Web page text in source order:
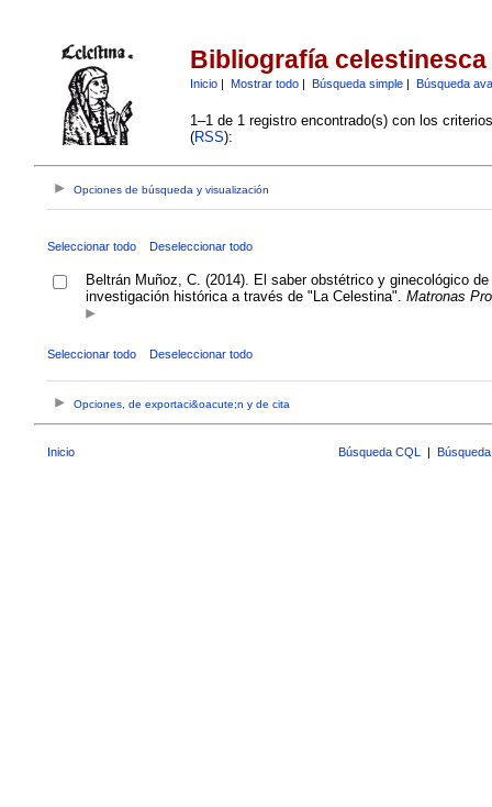
Bibliografía celestinesca
Inicio| Mostrar todo| Búsqueda simple| Búsqueda
1–1 de 1 registro encontrado(s) con los
(RSS):
Opciones de búsqueda y visualización
Seleccionar todo Deseleccionar todo
Beltrán Muñoz, C. (2014). El saber obstétrico y ginecológico
investigación histórica a través de "La Celestina". Matronas
Seleccionar todo Deseleccionar todo
Opciones, de exportaci&oacute;n y de cita
Inicio Búsqueda CQL |